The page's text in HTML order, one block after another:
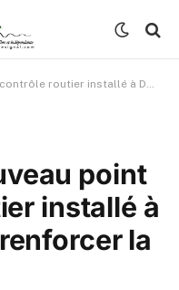
à Dounkiyal pour renforcer la sécurité
point
installé à
la